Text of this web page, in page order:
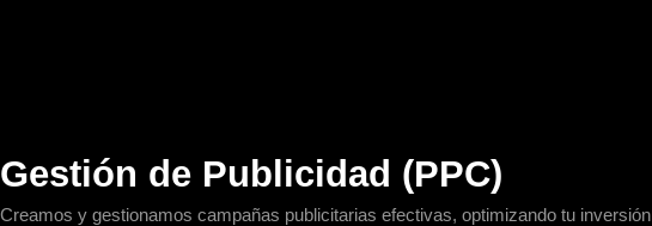
Gestión de Publicidad (PPC)
Creamos y gestionamos campañas publicitarias efectivas, optimizando tu